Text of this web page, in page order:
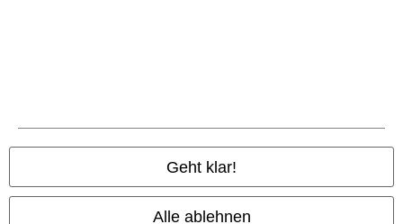
Geht klar!
Alle ablehnen
Alle Preise inkl. gesetzlicher Mehrwertsteuer, zzgl.Versandkosten
© 1986-2026 E.M.P. Merchandising HGmbH